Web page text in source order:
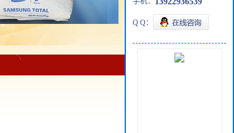
Q Q：